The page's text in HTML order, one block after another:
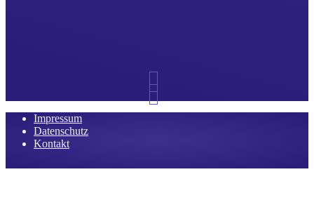
Impressum
Datenschutz
Kontakt